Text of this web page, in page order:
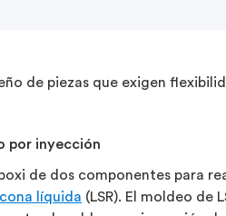
de piezas que exigen
por inyección
de dos componentes para
líquida (LSR). El moldeo de